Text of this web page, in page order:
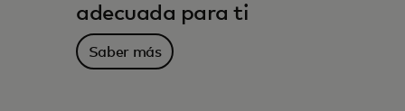
adecuada para ti
Saber más